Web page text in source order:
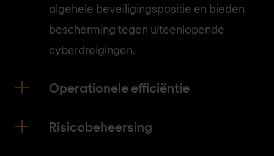
algehele beveiligingspositie en bieden
bescherming tegen uiteenlopende
cyberdreigingen.
Operationele efficiëntie
Risicobeheersing